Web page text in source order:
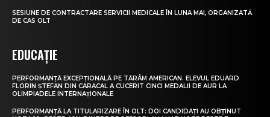
SESIUNE DE CONTRACTARE SERVICII MEDICALE ÎN LUNA MAI, ORGANIZATĂ
DE CAS OLT
EDUCAȚIE
PERFORMANȚĂ EXCEPȚIONALĂ PE TĂRÂM AMERICAN. ELEVUL EDUARD
FLORIN ȘTEFAN DIN CARACAL A CUCERIT CINCI MEDALII DE AUR LA
OLIMPIADELE INTERNAȚIONALE
PERFORMANȚĂ LA TITULARIZARE ÎN OLT: DOI CANDIDAȚI AU OBȚINUT